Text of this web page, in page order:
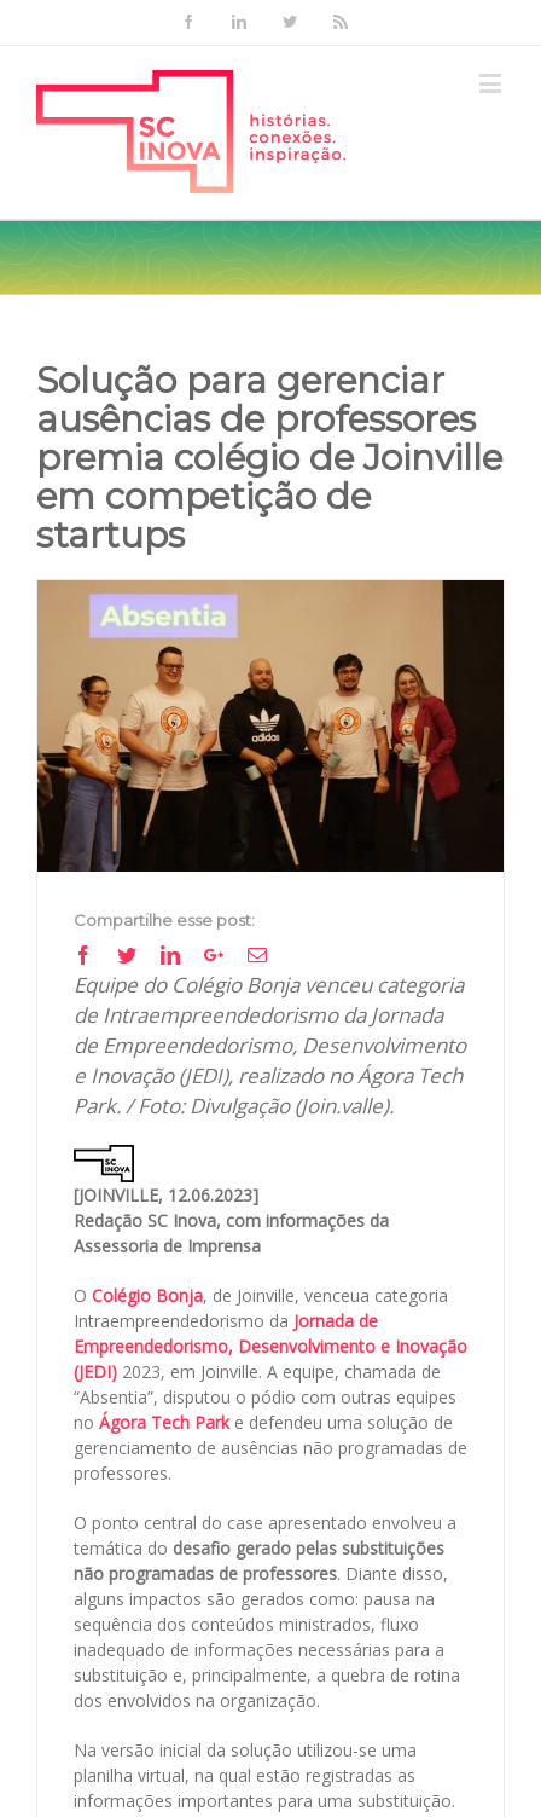
FacebookLinkedinTwitter
Solução para gerenciar
ausências de professores
premia colégio de Joinville
em competição de
startups
Compartilhe esse post:
Facebook
TwitterLinkedinGoogle+Email
Equipe do Colégio Bonja venceu categoria
de Intraempreendedorismo da Jornada
de Empreendedorismo, Desenvolvimento
e Inovação (JEDI), realizado no Ágora Tech
Park. / Foto: Divulgação (Join.valle).
[JOINVILLE, 12.06.2023]
Redação SC Inova, com informações da
Assessoria de Imprensa
O Colégio Bonja, de Joinville, venceua categoria
Intraempreendedorismo da Jornada de
Empreendedorismo, Desenvolvimento e Inovação
(JEDI) 2023, em Joinville. A equipe, chamada de
“Absentia”, disputou o pódio com outras equipes
no Ágora Tech Parke defendeu uma solução de
gerenciamento de ausências não programadas de
professores.
O ponto central do case apresentado envolveu a
temática do desafio gerado pelas substituições
não programadas de professores. Diante disso,
alguns impactos são gerados como: pausa na
sequência dos conteúdos ministrados, fluxo
inadequado de informações necessárias para a
substituição e, principalmente, a quebra de rotina
dos envolvidos na organização.
Na versão inicial da solução utilizou-se uma
planilha virtual, na qual estão registradas as
informações importantes para uma substituição.